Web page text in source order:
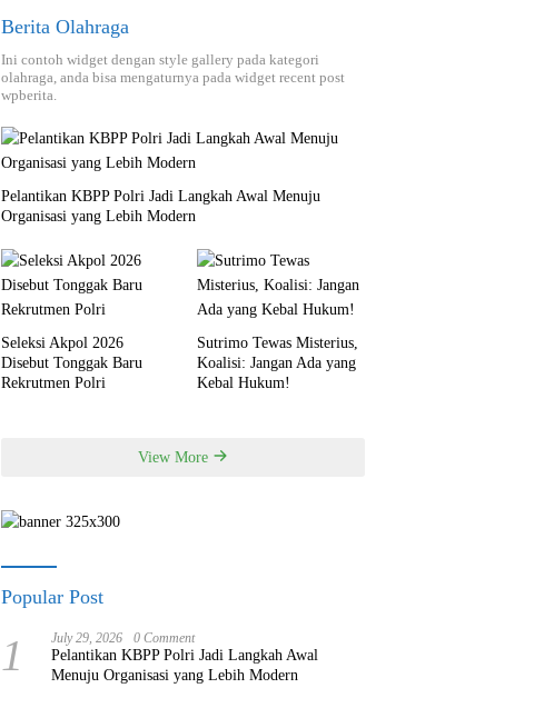
Berita Olahraga
Ini contoh widget dengan style gallery pada kategori
olahraga, anda bisa mengaturnya pada widget recent post
wpberita.
Pelantikan KBPP Polri Jadi Langkah Awal Menuju
Organisasi yang Lebih Modern
Seleksi Akpol 2026
Disebut Tonggak Baru
Rekrutmen Polri
Sutrimo Tewas Misterius,
Koalisi: Jangan Ada yang
Kebal Hukum!
View More
Popular Post
1 July 29, 2026 0 Comment
Pelantikan KBPP Polri Jadi Langkah Awal
Menuju Organisasi yang Lebih Modern